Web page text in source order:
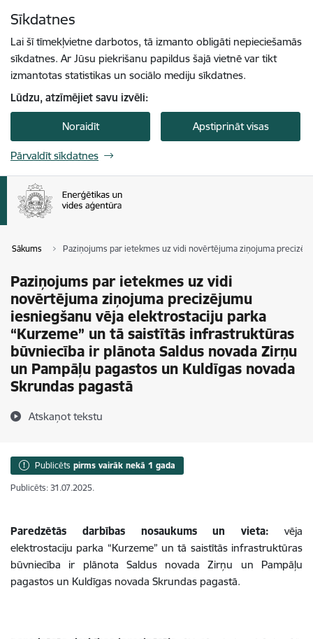
Sīkdatnes
Lai šī tīmekļvietne darbotos, tā izmanto obligāti nepieciešamās
sīkdatnes. Ar Jūsu piekrišanu papildus šajā vietnē var tikt
izmantotas statistikas un sociālo mediju sīkdatnes.
Lūdzu, atzīmējiet savu izvēli:
Noraidīt Apstiprināt visas
Pārvaldīt sīkdatnes
Sākums Paziņojums par ietekmes uz vidi novērtējuma ziņojuma
Paziņojums par ietekmes uz vidi
novērtējuma ziņojuma precizējumu
iesniegšanu vēja elektrostaciju parka
“Kurzeme” un tā saistītās infrastruktūras
būvniecība ir plānota Saldus novada Zirņu
un Pampāļu pagastos un Kuldīgas novada
Skrundas pagastā
Atskaņot tekstu
Publicēts pirms vairāk nekā 1 gada
Publicēts: 31.07.2025.
Paredzētās darbības nosaukums un vieta:
vēja
elektrostaciju parka “Kurzeme” un tā saistītās infrastruktūras
būvniecība ir plānota Saldus novada Zirņu un Pampāļu
pagastos un Kuldīgas novada Skrundas pagastā.